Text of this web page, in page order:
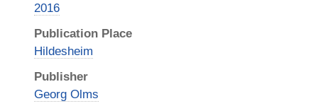
2016
Publication Place
Hildesheim
Publisher
Georg Olms